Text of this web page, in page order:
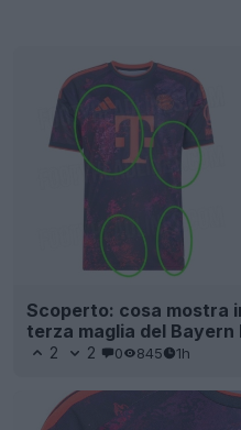
Scoperto: cosa mostra
terza maglia del
2 2 0 845 1h